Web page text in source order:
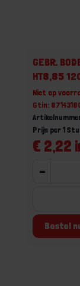
GEBR.
HT8,85
Niet op
Gtin:
€ 2,22
Prijs per 1
-
Bestel